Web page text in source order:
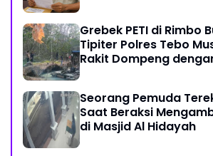
Grebek PETI di Rimbo
Tipiter Polres Tebo
Rakit Dompeng
Seorang Pemuda
Saat Beraksi
di Masjid Al Hidayah